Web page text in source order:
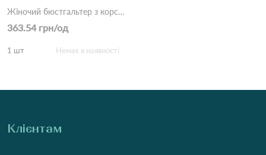
Жіночий бюстгальтер з корсетом 9902 Бежево білий
363.54 грн/од
1 шт Немає в наявності
Клієнтам